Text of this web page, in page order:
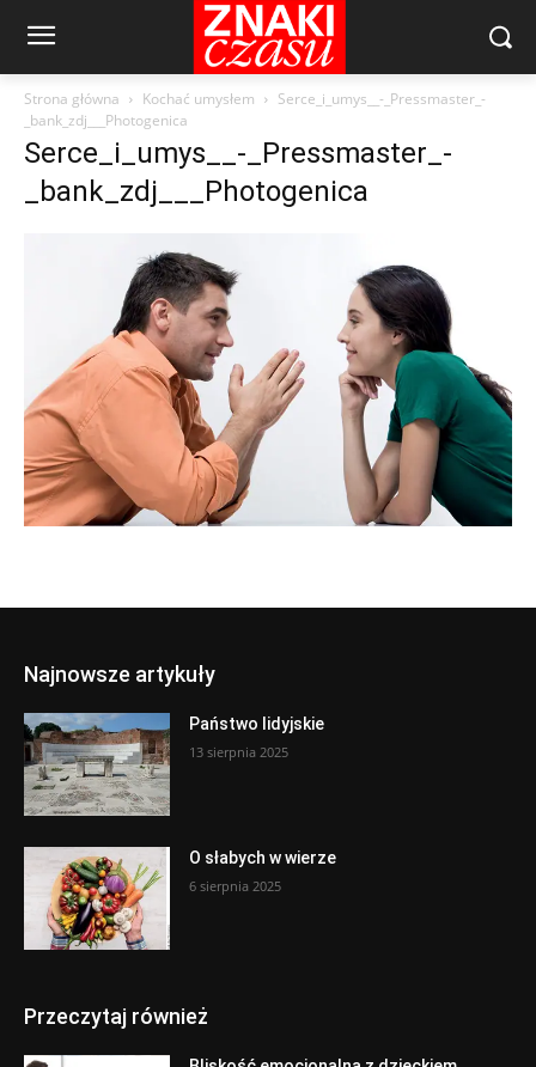
Strona główna Kochać umysłem
Serce_i_umys__-_Pressmaster_-
_bank_zdj___Photogenica
Serce_i_umys__-_Pressmaster_-
_bank_zdj___Photogenica
Najnowsze artykuły
Państwo lidyjskie
13 sierpnia 2025
O słabych w wierze
6 sierpnia 2025
Przeczytaj również